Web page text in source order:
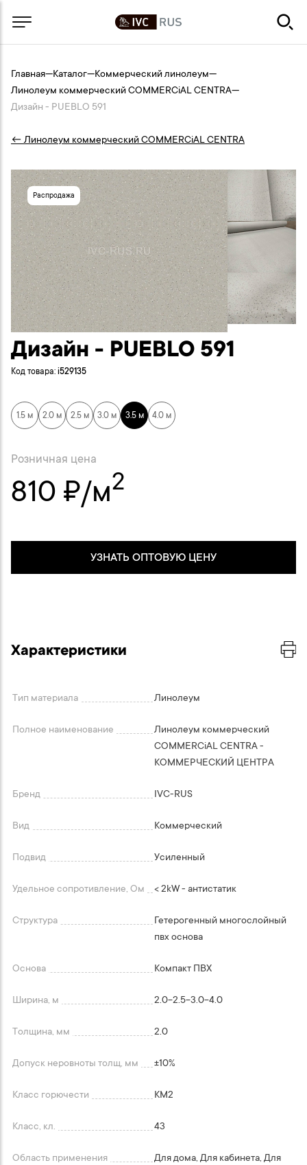
Главная—Каталог—Коммерческий линолеум—
Линолеум коммерческий COMMERCiAL CENTRA—
Дизайн - PUEBLO 591
← Линолеум коммерческий COMMERCiAL CENTRA
Распродажа
Дизайн - PUEBLO 591
Код товара: i529135
1.5 м 2.0 м 2.5 м 3.0 м 3.5 м 4.0 м
Розничная цена
810 ₽/м2
УЗНАТЬ ОПТОВУЮ ЦЕНУ
Характеристики
Тип материала Линолеум
Полное наименование
Линолеум коммерческий
COMMERCiAL CENTRA -
КОММЕРЧЕСКИЙ ЦЕНТРА
Бренд IVC-RUS
Вид Коммерческий
Подвид Усиленный
Удельное сопротивление, Ом < 2kW - антистатик
Структура
Гетерогенный многослойный
пвх основа
Основа Компакт ПВХ
Ширина, м 2.0-2.5-3.0-4.0
Толщина, мм 2.0
Допуск неровноты толщ, мм +-10%
Класс горючести КМ2
Класс, кл. 43
Область применения
Для дома, Для кабинета, Для